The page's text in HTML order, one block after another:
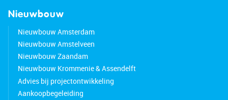
Nieuwbouw
Nieuwbouw Amsterdam
Nieuwbouw Amstelveen
Nieuwbouw Zaandam
Nieuwbouw Krommenie & Assendelft
Advies bij projectontwikkeling
Aankoopbegeleiding